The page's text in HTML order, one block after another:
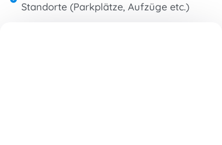
Standorte (Parkplätze, Aufzüge etc.)